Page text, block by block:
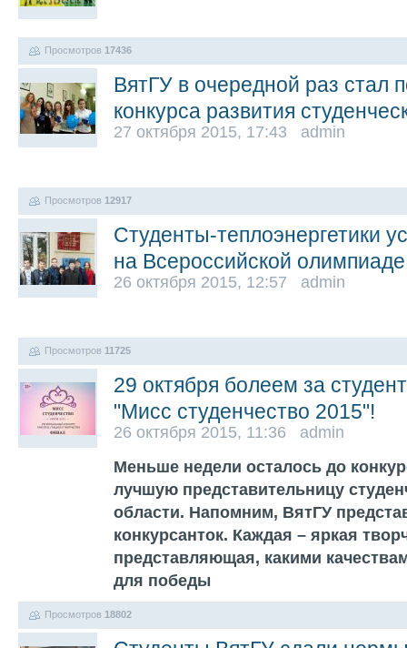
Просмотров 17436
ВятГУ в очередной раз стал
конкурса развития
27 октября 2015, 17:43 admin
Просмотров 12917
Студенты-теплоэнергетики
на Всероссийской
26 октября 2015, 12:57 admin
Просмотров 11725
29 октября болеем за
"Мисс студенчество 2015"!
26 октября 2015, 11:36 admin
Меньше недели осталось до
лучшую представительницу
области. Напомним, ВятГУ
конкурсанток. Каждая – яркая
представляющая, какими
для победы
Просмотров 18802